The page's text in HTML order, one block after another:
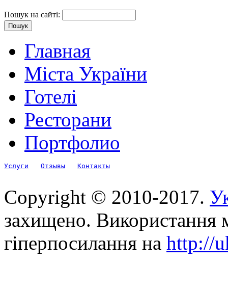
Пошук на сайті:
Главная
Міста України
Готелі
Ресторани
Портфолио
Услуги Отзывы Контакты
Copyright © 2010-2017.
захищено. Використання
гіперпосилання на http://